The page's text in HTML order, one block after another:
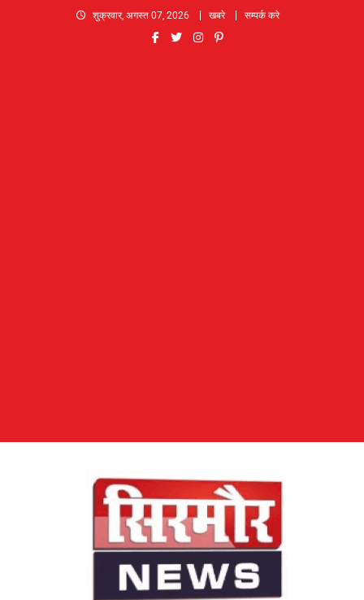
शुक्रवार, अगस्त 07, 2026 खबरे सम्पर्क करे